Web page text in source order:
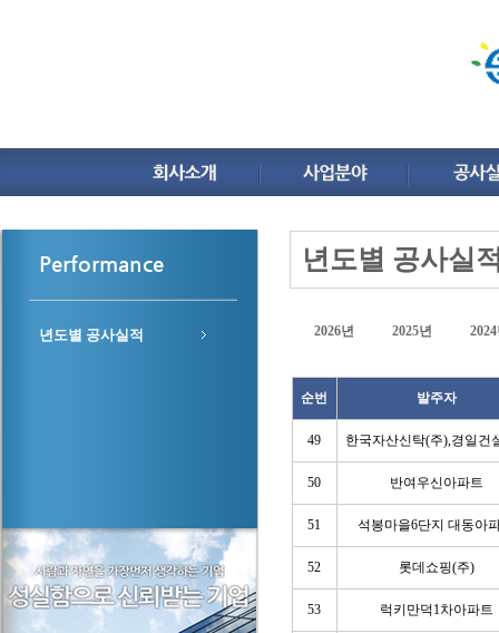
Performance
년도별 공사실적
년도별 공사실
2026년 2025년
순번 발주자
49 한국자산신탁(주),경일건
50 반여우신아파트
51 석봉마을6단지 대동아
52 롯데쇼핑(주)
53 럭키만덕1차아파트